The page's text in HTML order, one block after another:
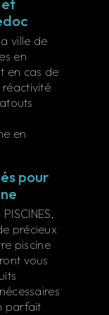
ville de
en
en cas de
en
pour
précieux
piscine
vous
parfait